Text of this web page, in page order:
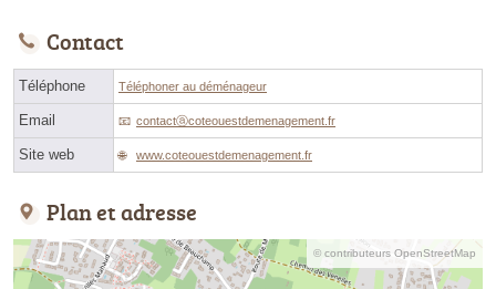
Contact
Téléphone Téléphoner au déménageur
Email contactⓐcoteouestdemenagement.fr
Site web www.coteouestdemenagement.fr
Plan et adresse
© contributeurs OpenStreetMap